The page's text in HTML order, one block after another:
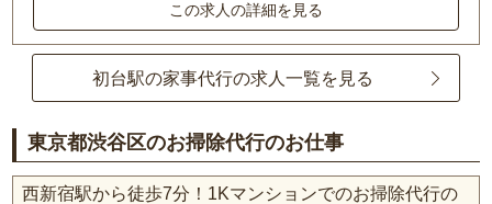
この求人の詳細を見る
初台駅の家事代行の求人一覧を見る
東京都渋谷区のお掃除代行のお仕事
西新宿駅から徒歩7分！1Kマンションでのお掃除代行の